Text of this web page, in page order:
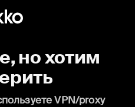
но хотим
VPN/proxy